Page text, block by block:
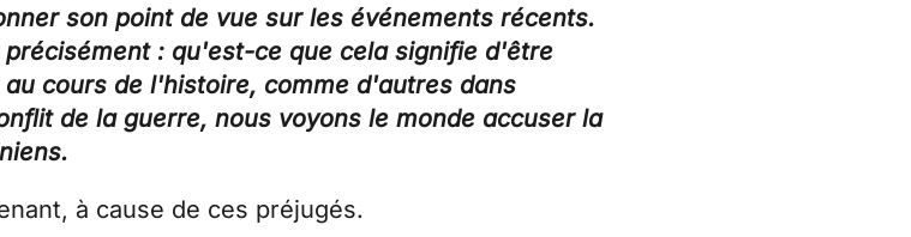
son point de vue sur les événements récents.
: qu'est-ce que cela signifie d'être
cours de l'histoire, comme d'autres dans
de la guerre, nous voyons le monde accuser la
à cause de ces préjugés.